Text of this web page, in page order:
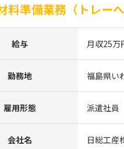
料準備業務（トレー
給与 月収25万
勤務地 福島県い
雇用形態 派遣社員
会社名 日総工産